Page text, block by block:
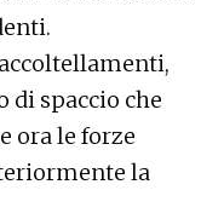
di spaccio che
ora le forze
la